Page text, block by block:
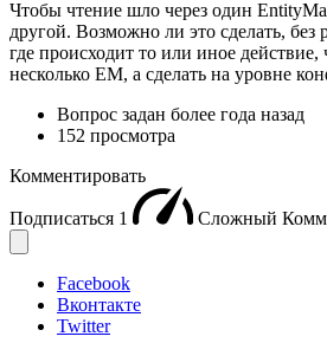
Чтобы чтение шло через один
другой. Возможно ли это сделать, без
где происходит то или иное действие,
несколько EM, а сделать на уровне
Вопрос задан более года назад
152 просмотра
Комментировать
Подписаться 1 Сложный
Facebook
Вконтакте
Twitter